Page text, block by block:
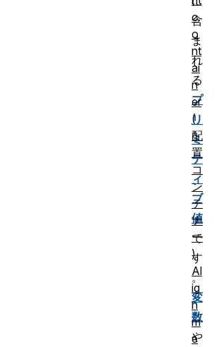
含
ま
れ
る
プ
リ
ミ
テ
ィ
ブ
値
で
す
。
変
数
や
c
o
nt
ai
n
er
(
配
置
コ
ン
テ
ナ
ー
)
Al
ig
n
m
e